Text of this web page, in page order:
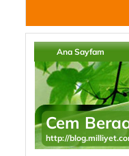
Ana Sayfam
Cem
http://